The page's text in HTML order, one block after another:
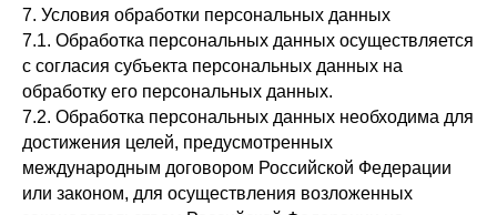
7. Условия обработки персональных данных
7.1. Обработка персональных данных осуществляется
с согласия субъекта персональных данных на
обработку его персональных данных.
7.2. Обработка персональных данных необходима для
достижения целей, предусмотренных
международным договором Российской Федерации
или законом, для осуществления возложенных